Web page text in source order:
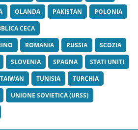
OLANDA PAKISTAN
POLONIA
CECA
ROMANIA RUSSIA
SCOZIA
SLOVENIA SPAGNA
STATI UNITI
TAIWAN TUNISIA
TURCHIA
UNIONE SOVIETICA (URSS)